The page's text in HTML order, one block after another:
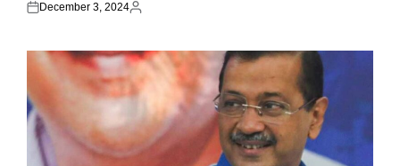
Posted
December 3, 2024
Posted